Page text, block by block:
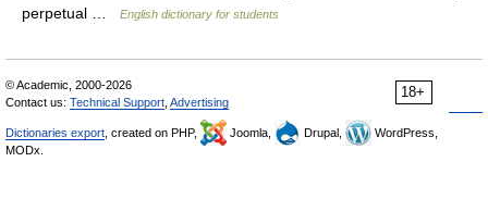
perpetual …
English dictionary for students
18+
© Academic, 2000-2026
Contact us: Technical Support Advertising
Dictionaries export , created on PHP, Joomla, Drupal,
WordPress,
MODx.